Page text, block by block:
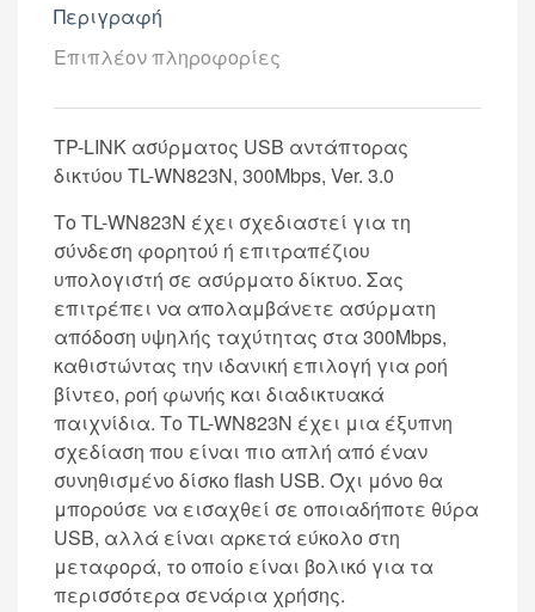
Περιγραφή
Επιπλέον πληροφορίες
TP-LINK ασύρματος USB αντάπτορας
δικτύου TL-WN823N, 300Mbps, Ver. 3.0
Το TL-WN823N έχει σχεδιαστεί για τη
σύνδεση φορητού ή επιτραπέζιου
υπολογιστή σε ασύρματο δίκτυο. Σας
επιτρέπει να απολαμβάνετε ασύρματη
απόδοση υψηλής ταχύτητας στα 300Mbps,
καθιστώντας την ιδανική επιλογή για ροή
βίντεο, ροή φωνής και διαδικτυακά
παιχνίδια. Το TL-WN823N έχει μια έξυπνη
σχεδίαση που είναι πιο απλή από έναν
συνηθισμένο δίσκο flash USB. Όχι μόνο θα
μπορούσε να εισαχθεί σε οποιαδήποτε θύρα
USB, αλλά είναι αρκετά εύκολο στη
μεταφορά, το οποίο είναι βολικό για τα
περισσότερα σενάρια χρήσης.